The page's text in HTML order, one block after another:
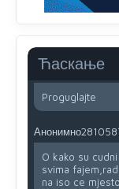
Ћаскање
pusti ih
Radovana i
besjedi znam
Анонимно2810587
Proguglajte
O kako su
svima
na iso ce